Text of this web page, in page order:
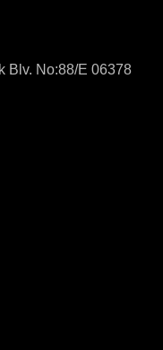
Blv. No:88/E 06378